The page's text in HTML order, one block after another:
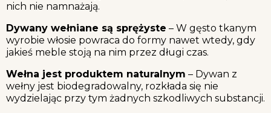
nich nie namnażają.
Dywany wełniane są sprężyste – W gęsto tkanym
wyrobie włosie powraca do formy nawet wtedy, gdy
jakieś meble stoją na nim przez długi czas.
Wełna jest produktem naturalnym – Dywan z
wełny jest biodegradowalny, rozkłada się nie
wydzielając przy tym żadnych szkodliwych substancji.